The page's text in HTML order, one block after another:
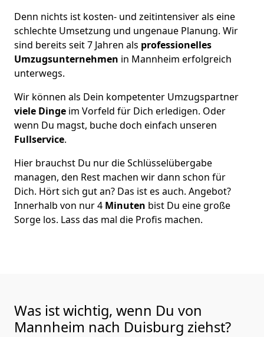
Denn nichts ist kosten- und zeitintensiver als eine
schlechte Umsetzung und ungenaue Planung. Wir
sind bereits seit 7 Jahren als professionelles
Umzugsunternehmen in Mannheim erfolgreich
unterwegs.
Wir können als Dein kompetenter Umzugspartner
viele Dinge im Vorfeld für Dich erledigen. Oder
wenn Du magst, buche doch einfach unseren
Fullservice.
Hier brauchst Du nur die Schlüsselübergabe
managen, den Rest machen wir dann schon für
Dich. Hört sich gut an? Das ist es auch. Angebot?
Innerhalb von nur 4 Minuten bist Du eine große
Sorge los. Lass das mal die Profis machen.
Was ist wichtig, wenn Du von
Mannheim nach Duisburg ziehst?